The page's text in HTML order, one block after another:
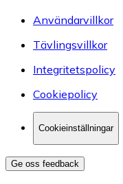
Användarvillkor
Tävlingsvillkor
Integritetspolicy
Cookiepolicy
Cookieinställningar
Ge oss feedback